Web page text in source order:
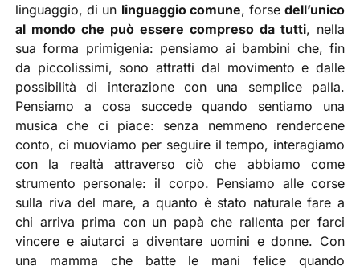
linguaggio, di un linguaggio comune, forsedell’unico
al mondo che può essere compreso da tutti, nella
sua forma primigenia: pensiamo ai bambini che, fin
da piccolissimi, sono attratti dal movimento e dalle
possibilità di interazione con una semplice palla.
Pensiamo a cosa succede quando sentiamo una
musica che ci piace: senza nemmeno rendercene
conto, ci muoviamo per seguire il tempo, interagiamo
con la realtà attraverso ciò che abbiamo come
strumento personale: il corpo. Pensiamo alle corse
sulla riva del mare, a quanto è stato naturale fare a
chi arriva prima con un papà che rallenta per farci
vincere e aiutarci a diventare uomini e donne. Con
una mamma che batte le mani felice quando